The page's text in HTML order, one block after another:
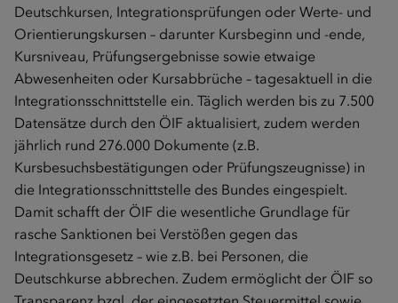
Deutschkursen, Integrationsprüfungen oder Werte- und
Orientierungskursen – darunter Kursbeginn und -ende,
Kursniveau, Prüfungsergebnisse sowie etwaige
Abwesenheiten oder Kursabbrüche – tagesaktuell in die
Integrationsschnittstelle ein. Täglich werden bis zu 7.500
Datensätze durch den ÖIF aktualisiert, zudem werden
jährlich rund 276.000 Dokumente (z.B.
Kursbesuchsbestätigungen oder Prüfungszeugnisse) in
die Integrationsschnittstelle des Bundes eingespielt.
Damit schafft der ÖIF die wesentliche Grundlage für
rasche Sanktionen bei Verstößen gegen das
Integrationsgesetz – wie z.B. bei Personen, die
Deutschkurse abbrechen. Zudem ermöglicht der ÖIF so